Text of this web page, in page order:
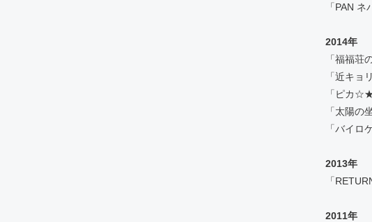
「PAN
2014年
「福福荘
「近キョ
「ピカ
「太陽の
「バイロ
2013年
「
2011年